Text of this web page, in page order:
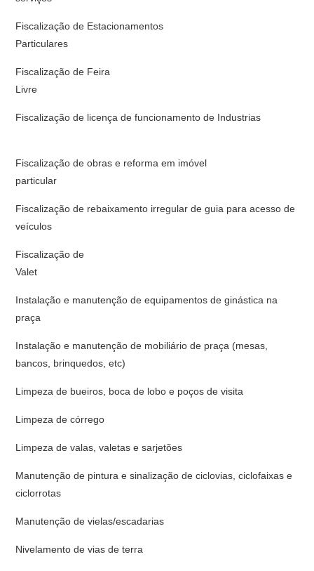
Fiscalização de Estacionamentos
Fiscalização de Feira
Fiscalização de licença de funcionamento de Industrias
Fiscalização de obras e reforma em imóvel
Fiscalização de rebaixamento irregular de guia para acesso de
veículos
Fiscalização de
Valet
Instalação e manutenção de equipamentos de ginástica na
praça
Instalação e manutenção de mobiliário de praça (mesas,
bancos, brinquedos, etc)
Limpeza de bueiros, boca de lobo e poços de visita
Limpeza de córrego
Limpeza de valas, valetas e sarjetões
Manutenção de pintura e sinalização de ciclovias, ciclofaixas e
ciclorrotas
Manutenção de vielas/escadarias
Nivelamento de vias de terra